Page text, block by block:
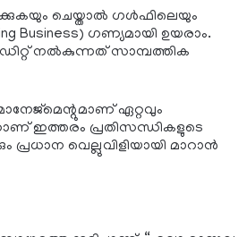
ചെയ്താൽ ഗൾഫിലെയും
Business) ഗണ്യമായി ഉയരാം.
നൽകുന്നത് സാമ്പത്തിക
ഏറ്റവും
ഇത്തരം പ്രതിസന്ധികളുടെ
വെല്ലുവിളിയായി മാറാൻ